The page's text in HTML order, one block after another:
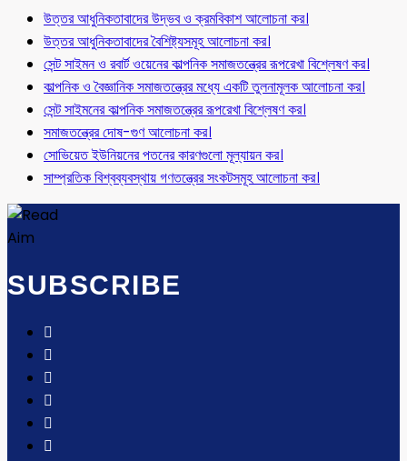
উত্তর আধুনিকতাবাদের উদ্ভব ও ক্রমবিকাশ আলোচনা কর।
উত্তর আধুনিকতাবাদের বৈশিষ্ট্যসমূহ আলোচনা কর।
সেন্ট সাইমন ও রবার্ট ওয়েনের কাল্পনিক সমাজতন্ত্রের রূপরেখা বিশ্লেষণ কর।
কাল্পনিক ও বৈজ্ঞানিক সমাজতন্ত্রের মধ্যে একটি তুলনামূলক আলোচনা কর।
সেন্ট সাইমনের কাল্পনিক সমাজতন্ত্রের রূপরেখা বিশ্লেষণ কর।
সমাজতন্ত্রের দোষ-গুণ আলোচনা কর।
সোভিয়েত ইউনিয়নের পতনের কারণগুলো মূল্যায়ন কর।
সাম্প্রতিক বিশ্বব্যবস্থায় গণতন্ত্রের সংকটসমূহ আলোচনা কর।
SUBSCRIBE